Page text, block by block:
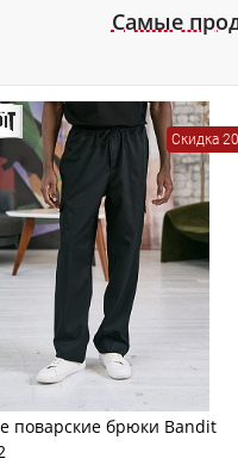
Самые
Скидка
поварские брюки Bandit